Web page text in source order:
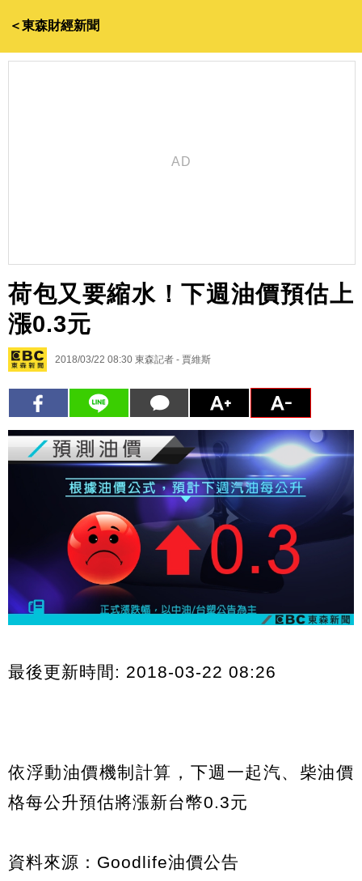
＜東森財經新聞
荷包又要縮水！下週油價預估上
漲0.3元
2018/03/22 08:30 東森記者 - 賈維斯
最後更新時間: 2018-03-22 08:26
依浮動油價機制計算，下週一起汽、柴油價
格每公升預估將漲新台幣0.3元
資料來源：Goodlife油價公告